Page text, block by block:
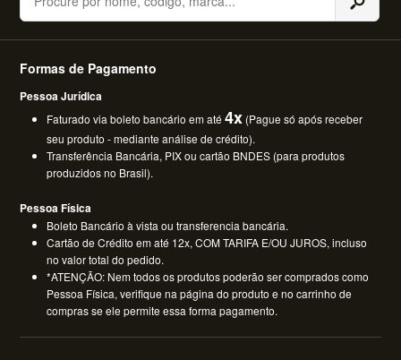
Formas de Pagamento
Pessoa Jurídica
Faturado via boleto bancário em até4x (Pague só após receber
seu produto - mediante análise de crédito).
Transferência Bancária, PIX ou cartão BNDES (para produtos
produzidos no Brasil).
Pessoa Física
Boleto Bancário à vista ou transferencia bancária.
Cartão de Crédito em até 12x, COM TARIFA E/OU JUROS, incluso
no valor total do pedido.
*ATENÇÃO: Nem todos os produtos poderão ser comprados como
Pessoa Física, verifique na página do produto e no carrinho de
compras se ele permite essa forma pagamento.